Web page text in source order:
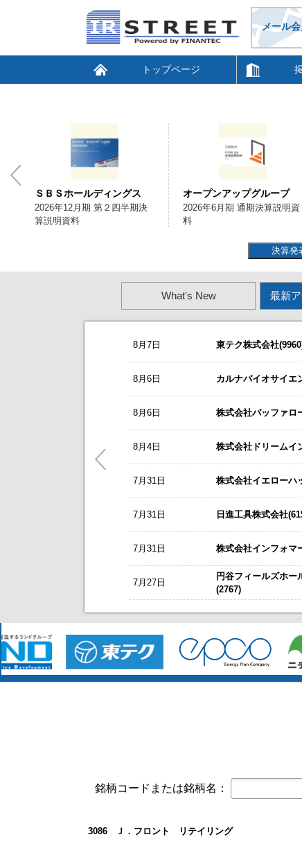
メール
トップページ
ＳＢＳホールディングス
2026年12月期 第２四半期決
算説明資料
オープンアップグループ
2026年6月期 通期決算説明資
料
決算発
What's New 最新
2026/08/07 NEW
リーダー電子(6867)
今すぐ登録
東テク(9960)
今すぐ登録
アナリストレポート（シェアー
ＳＢＳホールディングス(2384)
今すぐ登録
2026年12月期 第２四半期決算説
レント(372A)
今すぐ登録
静銀リース株式会社との業務提
「熊本中央センター」 新規開設
自己株式の取得および自己株式
コーポレート・ガバナンスに関
オープンアップグループ(2154)
今すぐ登録
2026年6月期 通期決算説明資料
京写(6837)
2027年３月期 第１四半期決算短
日本精密(7771)
今すぐ登録
令和９年３月期 第１四半期決
8月7日 東テク株式会社
8月6日 カルナバイオサイエ
8月6日 株式会社バッファロ
8月4日 株式会社ドリームイ
7月31日 株式会社イエローハ
7月31日 日進工具株式会社
7月31日 株式会社インフォマ
7月27日
円谷フィールズホー
(2767)
これまで開催した、個人投資家
今後のスケジュールにつきまし
お知らせ
8/3 カバー(5253)の掲載を開始いたし
8/3日本テクノ・ラボ(3849)の掲載を
5/21 梅の花グループ(7604)の掲載を
【ニュースリリース】「
【ご提案書】戦略的グロー
新規掲載企業
銘柄コードまたは銘柄名：
3086 Ｊ．フロント リテイリング